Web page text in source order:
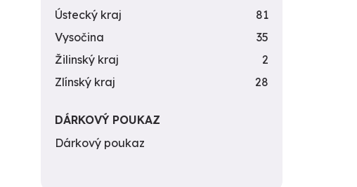
Ústecký kraj
81
Vysočina
35
Žilinský kraj
2
Zlínský kraj
28
DÁRKOVÝ POUKAZ
Dárkový poukaz